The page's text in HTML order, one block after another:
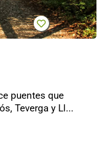
puentes que
Teverga y Ll...